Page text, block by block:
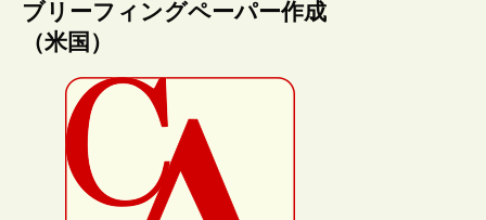
ブリーフィングペーパー作成
（米国）